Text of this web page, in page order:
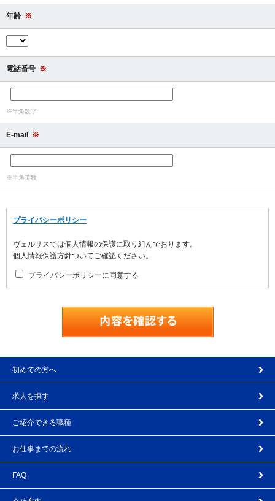
年齢 ※
電話番号 ※
※半角数字
E-mail ※
※半角英数
プライバシーポリシー
ヴェルサスでは個人情報の保護に取り組んでおります。
個人情報保護方針ついてご確認ください。
プライバシーポリシーに同意する
初めての方へ
求人を探す
ご紹介できる職種
お仕事までの流れ
FAQ